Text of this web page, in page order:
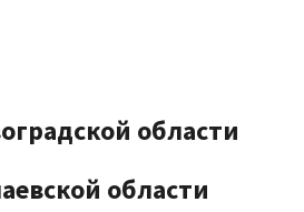
области
области